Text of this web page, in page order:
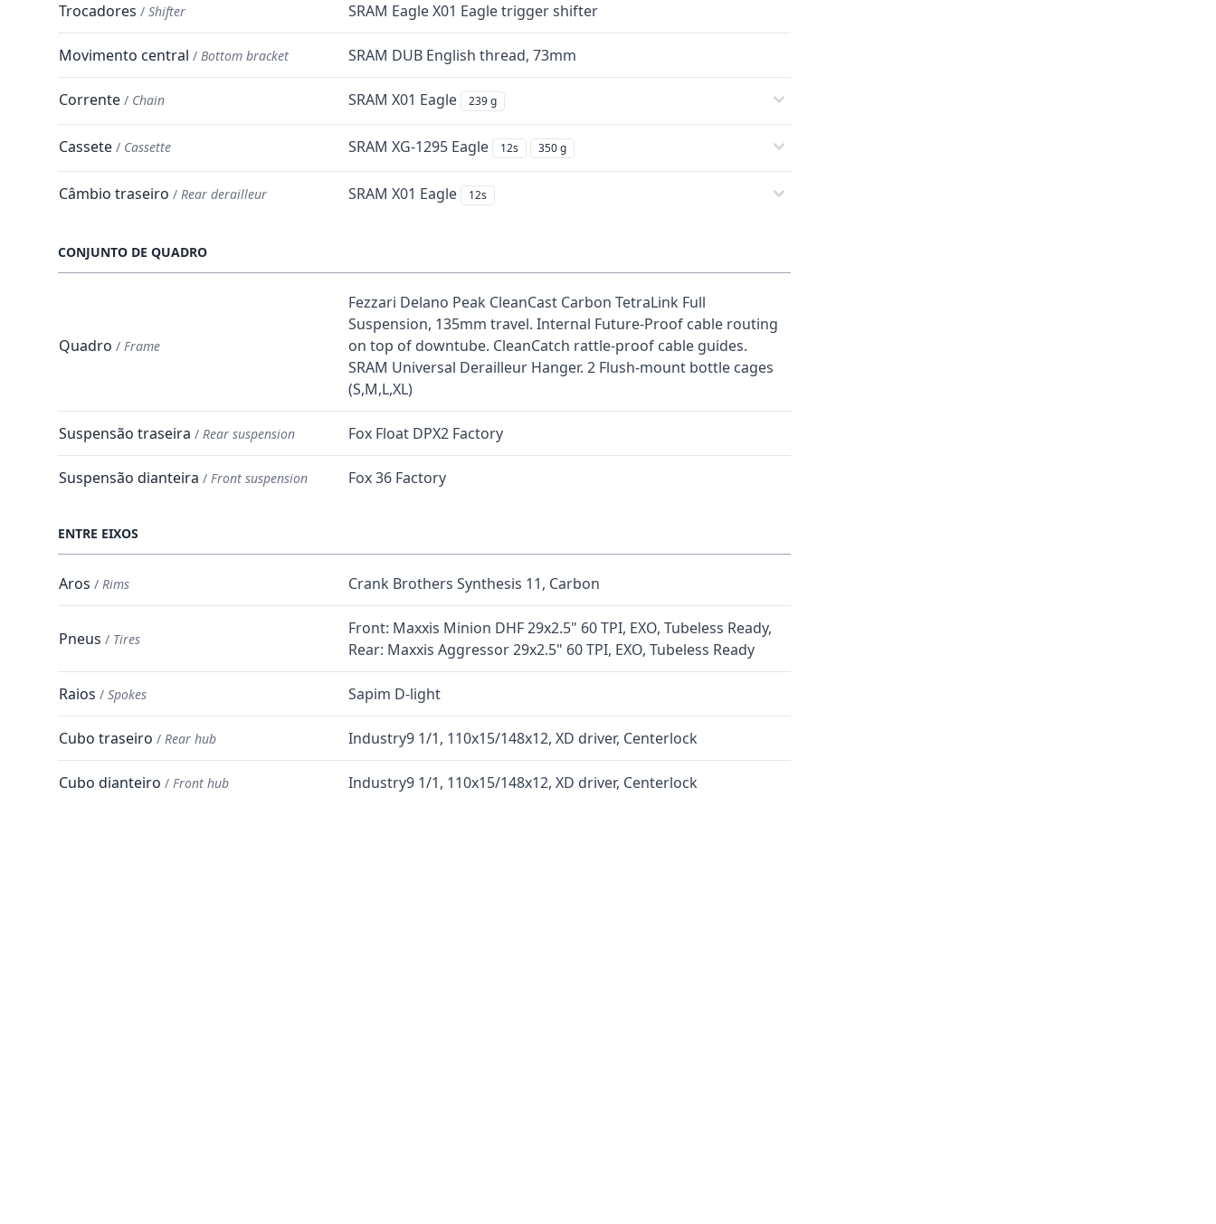
Trocadores / Shifter SRAM Eagle X01 Eagle trigger shifter
Movimento central / Bottom bracket SRAM DUB English thread, 73mm
Corrente / Chain SRAM X01 Eagle 239 g
Cassete / Cassette SRAM XG-1295 Eagle 12s 350 g
Câmbio traseiro / Rear derailleur SRAM X01 Eagle 12s
CONJUNTO DE QUADRO
Quadro / Frame
Fezzari Delano Peak CleanCast Carbon TetraLink Full
Suspension, 135mm travel. Internal Future-Proof cable routing
on top of downtube. CleanCatch rattle-proof cable guides.
SRAM Universal Derailleur Hanger. 2 Flush-mount bottle cages
(S,M,L,XL)
Suspensão traseira / Rear suspension Fox Float DPX2 Factory
Suspensão dianteira / Front suspension Fox 36 Factory
ENTRE EIXOS
Aros / Rims Crank Brothers Synthesis 11, Carbon
Pneus / Tires
Front: Maxxis Minion DHF 29x2.5" 60 TPI, EXO, Tubeless Ready,
Rear: Maxxis Aggressor 29x2.5" 60 TPI, EXO, Tubeless Ready
Raios / Spokes Sapim D-light
Cubo traseiro / Rear hub Industry9 1/1, 110x15/148x12, XD driver, Centerlock
Cubo dianteiro / Front hub Industry9 1/1, 110x15/148x12, XD driver, Centerlock